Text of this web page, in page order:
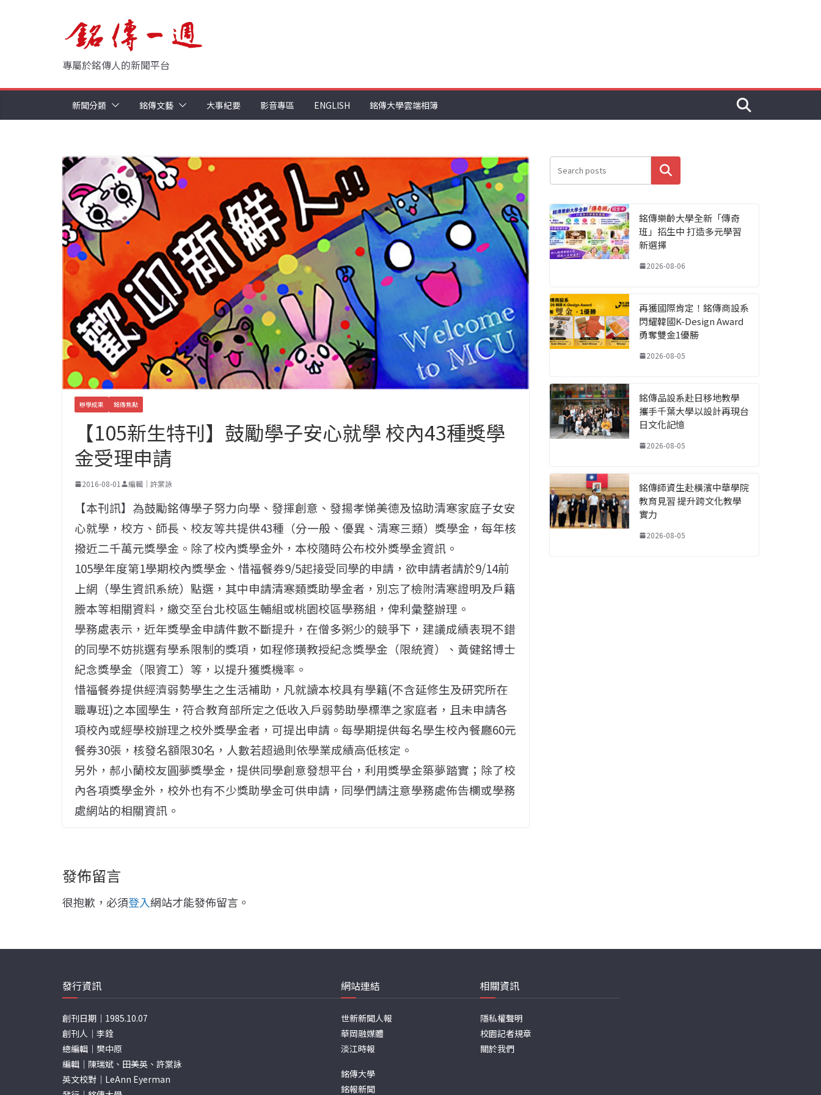
專屬於銘傳人的新聞平台
新聞分類 銘傳文藝 大事紀要 影音專區 ENGLISH 銘傳大學雲端相簿
辦學成果 銘傳焦點
【105新生特刊】鼓勵學子安心就學 校內43種獎學
金受理申請
2016-08-01 編輯｜許棠詠
【本刊訊】 為鼓勵銘傳學子努力向學、發揮創意、發揚孝悌美德及協助清寒家庭子女安
心就學，校方、師長、校友等共提供43種（分一般、優異、清寒三類）獎學金，每年核
撥近二千萬元獎學金。除了校內獎學金外，本校隨時公布校外獎學金資訊。
105學年度第1學期校內獎學金、惜福餐券9/5起接受同學的申請，欲申請者請於9/14前
上網（學生資訊系統）點選，其中申請清寒類獎助學金者，別忘了檢附清寒證明及戶籍
謄本等相關資料，繳交至台北校區生輔組或桃園校區學務組，俾利彙整辦理。
學務處表示，近年獎學金申請件數不斷提升，在僧多粥少的競爭下，建議成績表現不錯
的同學不妨挑選有學系限制的獎項，如程修璜教授紀念獎學金（限統資）、黃健銘博士
紀念獎學金（限資工）等，以提升獲獎機率。
惜福餐券提供經濟弱勢學生之生活補助，凡就讀本校具有學籍(不含延修生及研究所在
職專班)之本國學生，符合教育部所定之低收入戶弱勢助學標準之家庭者，且未申請各
項校內或經學校辦理之校外獎學金者，可提出申請。每學期提供每名學生校內餐廳60元
餐券30張，核發名額限30名，人數若超過則依學業成績高低核定。
另外，郝小蘭校友圓夢獎學金，提供同學創意發想平台，利用獎學金築夢踏實；除了校
內各項獎學金外，校外也有不少獎助學金可供申請，同學們請注意學務處佈告欄或學務
處網站的相關資訊。
發佈留言
很抱歉，必須登入網站才能發佈留言。
搜尋
銘傳樂齡大學全新「傳奇
班」招生中 打造多元學習
新選擇
2026-08-06
再獲國際肯定！銘傳商設系
閃耀韓國K-Design Award
勇奪雙金1優勝
2026-08-05
銘傳品設系赴日移地教學
攜手千葉大學以設計再現台
日文化記憶
2026-08-05
銘傳師資生赴橫濱中華學院
教育見習 提升跨文化教學
實力
2026-08-05
發行資訊
創刊日期｜1985.10.07
創刊人｜李銓
總編輯｜樊中原
編輯｜陳瑞斌、田美英、許棠詠
英文校對｜LeAnn Eyerman
網站連結
世新新聞人報
華岡融媒體
淡江時報
銘傳大學
銘報新聞
相關資訊
隱私權聲明
校園記者規章
關於我們